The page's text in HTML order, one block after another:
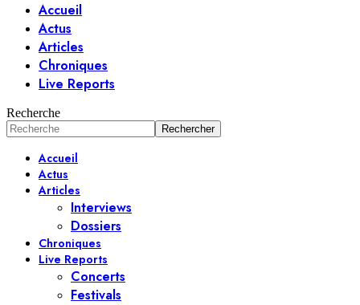
Accueil
Actus
Articles
Chroniques
Live Reports
Recherche
Accueil
Actus
Articles
Interviews
Dossiers
Chroniques
Live Reports
Concerts
Festivals